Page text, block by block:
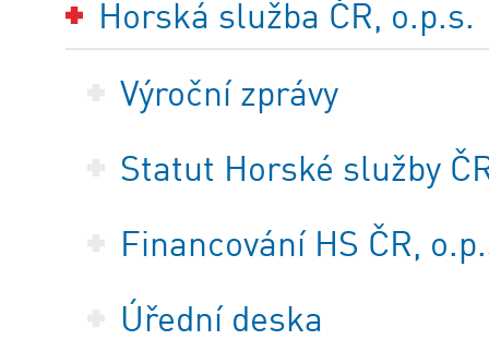
Horská služba ČR, o.p.s.
Výroční zprávy
Statut Horské služby
Financování HS ČR,
Úřední deska